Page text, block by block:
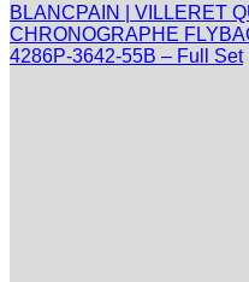
BLANCPAIN | VILLERET
CHRONOGRAPHE
4286P-3642-55B – Full Set